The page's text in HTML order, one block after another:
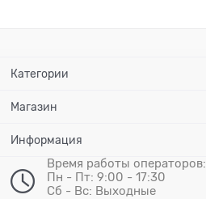
Категории
Магазин
Информация
Время работы операторов:
Пн - Пт: 9:00 - 17:30
Сб - Вс: Выходные